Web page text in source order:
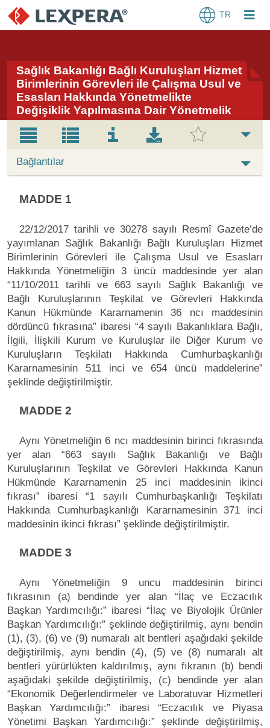
TR
Sağlık Bakanlığı Bağlı Kuruluşları Hizmet
Birimlerinin Görevleri ile Çalışma Usul ve
Esasları Hakkında Yönetmelikte
Değişiklik Yapılmasına Dair Yönetmelik
Bağlantılar
MADDE 1
22/12/2017 tarihli ve 30278 sayılı Resmî Gazete’de
yayımlanan Sağlık Bakanlığı Bağlı Kuruluşları Hizmet
Birimlerinin Görevleri ile Çalışma Usul ve Esasları
Hakkında Yönetmeliğin 3 üncü maddesinde yer alan
“11/10/2011 tarihli ve 663 sayılı Sağlık Bakanlığı ve
Bağlı Kuruluşlarının Teşkilat ve Görevleri Hakkında
Kanun Hükmünde Kararnamenin 36 ncı maddesinin
dördüncü fıkrasına” ibaresi “4 sayılı Bakanlıklara Bağlı,
İlgili, İlişkili Kurum ve Kuruluşlar ile Diğer Kurum ve
Kuruluşların Teşkilatı Hakkında Cumhurbaşkanlığı
Kararnamesinin 511 inci ve 654 üncü maddelerine”
şeklinde değiştirilmiştir.
MADDE 2
Aynı Yönetmeliğin 6 ncı maddesinin birinci fıkrasında
yer alan “663 sayılı Sağlık Bakanlığı ve Bağlı
Kuruluşlarının Teşkilat ve Görevleri Hakkında Kanun
Hükmünde Kararnamenin 25 inci maddesinin ikinci
fıkrası” ibaresi “1 sayılı Cumhurbaşkanlığı Teşkilatı
Hakkında Cumhurbaşkanlığı Kararnamesinin 371 inci
maddesinin ikinci fıkrası” şeklinde değiştirilmiştir.
MADDE 3
Aynı Yönetmeliğin 9 uncu maddesinin birinci
fıkrasının (a) bendinde yer alan “İlaç ve Eczacılık
Başkan Yardımcılığı:” ibaresi “İlaç ve Biyolojik Ürünler
Başkan Yardımcılığı:” şeklinde değiştirilmiş, aynı bendin
(1), (3), (6) ve (9) numaralı alt bentleri aşağıdaki şekilde
değiştirilmiş, aynı bendin (4), (5) ve (8) numaralı alt
bentleri yürürlükten kaldırılmış, aynı fıkranın (b) bendi
aşağıdaki şekilde değiştirilmiş, (c) bendinde yer alan
“Ekonomik Değerlendirmeler ve Laboratuvar Hizmetleri
Başkan Yardımcılığı:” ibaresi “Eczacılık ve Piyasa
Yönetimi Başkan Yardımcılığı:” şeklinde değiştirilmiş,